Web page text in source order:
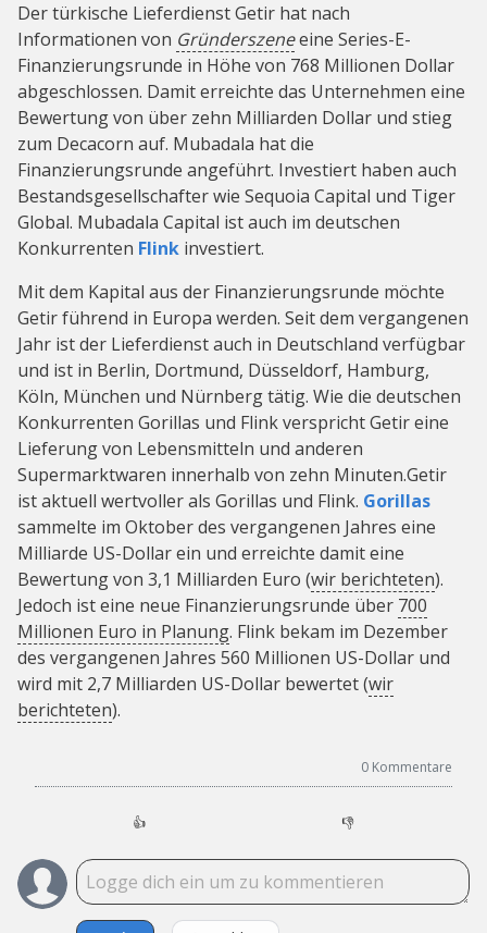
Der türkische Lieferdienst Getir hat nach
Informationen von Gründerszeneeine Series-E-
Finanzierungsrunde in Höhe von 768 Millionen Dollar
abgeschlossen. Damit erreichte das Unternehmen eine
Bewertung von über zehn Milliarden Dollar und stieg
zum Decacorn auf. Mubadala hat die
Finanzierungsrunde angeführt. Investiert haben auch
Bestandsgesellschafter wie Sequoia Capital und Tiger
Global. Mubadala Capital ist auch im deutschen
Konkurrenten Flink investiert.
Mit dem Kapital aus der Finanzierungsrunde möchte
Getir führend in Europa werden. Seit dem vergangenen
Jahr ist der Lieferdienst auch in Deutschland verfügbar
und ist in Berlin, Dortmund, Düsseldorf, Hamburg,
Köln, München und Nürnberg tätig. Wie die deutschen
Konkurrenten Gorillas und Flink verspricht Getir eine
Lieferung von Lebensmitteln und anderen
Supermarktwaren innerhalb von zehn Minuten.Getir
ist aktuell wertvoller als Gorillas und Flink. Gorillas
sammelte im Oktober des vergangenen Jahres eine
Milliarde US-Dollar ein und erreichte damit eine
Bewertung von 3,1 Milliarden Euro (wir berichteten).
Jedoch ist eine neue Finanzierungsrunde über 700
Millionen Euro in Planung. Flink bekam im Dezember
des vergangenen Jahres 560 Millionen US-Dollar und
wird mit 2,7 Milliarden US-Dollar bewertet (wir
berichteten).
0 Kommentare
👍 👎